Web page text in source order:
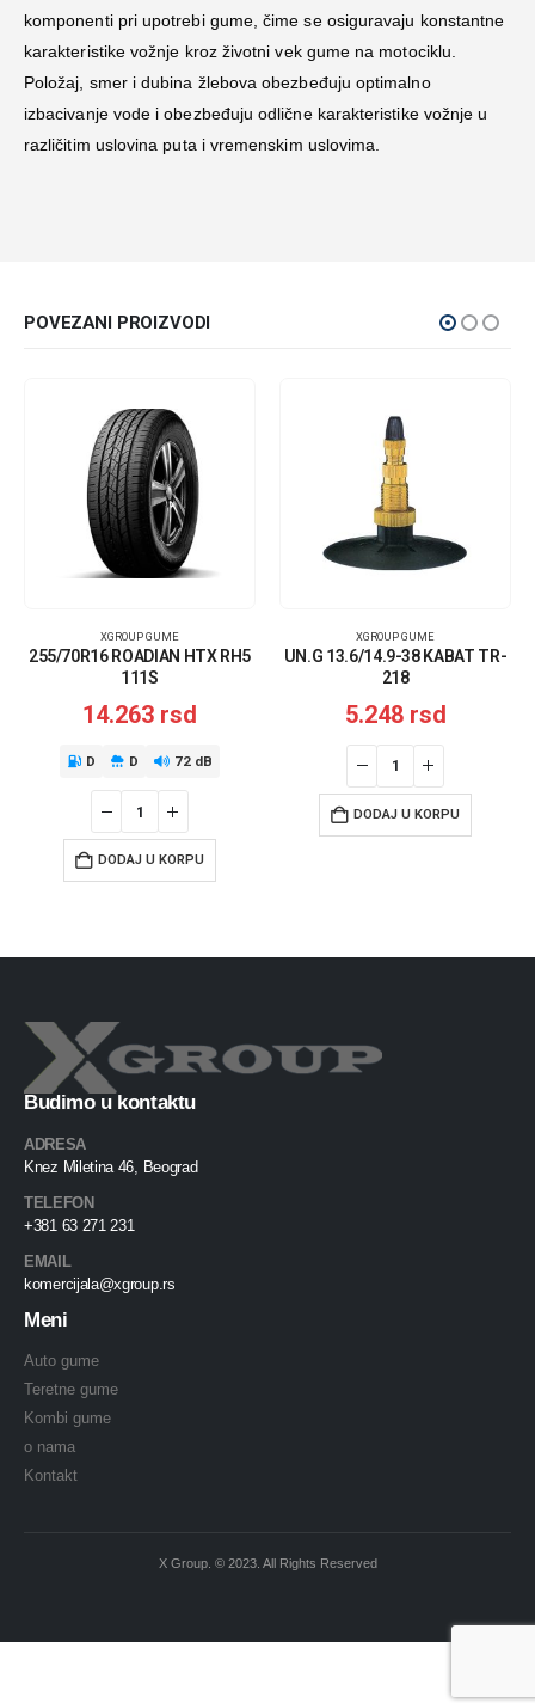
komponenti pri upotrebi gume, čime se osiguravaju konstantne
karakteristike vožnje kroz životni vek gume na motociklu.
Položaj, smer i dubina žlebova obezbeđuju optimalno
izbacivanje vode i obezbeđuju odlične karakteristike vožnje u
različitim uslovina puta i vremenskim uslovima.
POVEZANI PROIZVODI
XGROUP GUME
255/70R16 ROADIAN HTX RH5
111S
14.263 rsd
D D 72 dB
DODAJ U KORPU
XGROUP GUME
UN.G 13.6/14.9-38 KABAT TR-
218
5.248 rsd
DODAJ U KORPU
Budimo u kontaktu
ADRESA
Knez Miletina 46, Beograd
TELEFON
+381 63 271 231
EMAIL
komercijala@xgroup.rs
Meni
Auto gume
Teretne gume
Kombi gume
o nama
Kontakt
X Group. © 2023. All Rights Reserved